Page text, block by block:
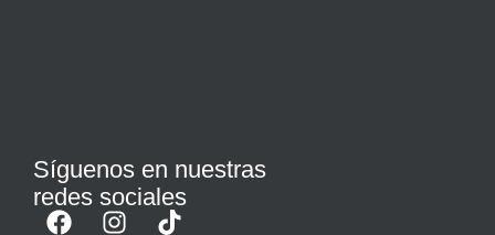
Síguenos en nuestras
redes sociales